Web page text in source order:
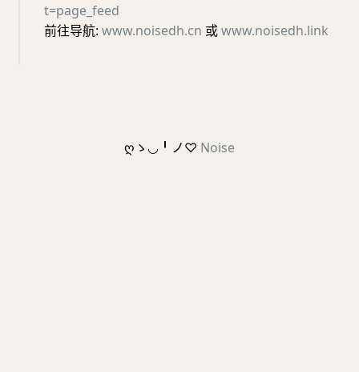
t=page_feed
前往导航: www.noisedh.cn 或www.noisedh.link
ღゝ◡╹ノ♡ Noise